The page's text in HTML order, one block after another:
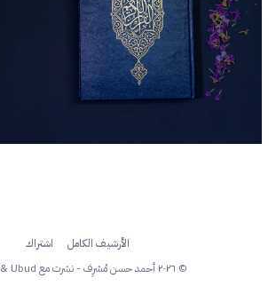
الأرشيف الكامل
اشتراك
© ٢٠٢٦ أحمد حسن مُشرِف - نشرت مع
& Ubud